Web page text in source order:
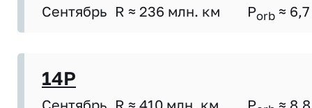
Сентябрь R ≈ 236 млн. км Porb ≈ 6,7
14P
Сентябрь R ≈ 410 млн. км P ≈ 8,8